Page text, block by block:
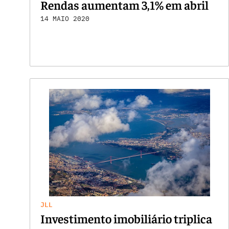
Rendas aumentam 3,1% em abril
14 MAIO 2020
JLL
Investimento imobiliário triplica